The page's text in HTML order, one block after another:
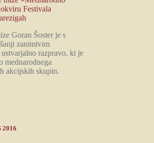
Goran Šoster je s
zanimivim
razpravo, ki je
mednarodnega
akcijskih skupin.
2016